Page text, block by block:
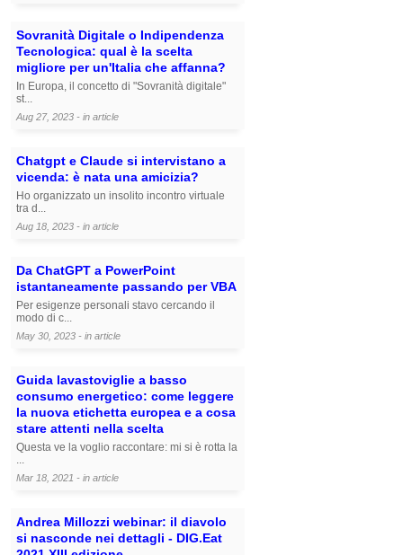
Sovranità Digitale o Indipendenza
Tecnologica: qual è la scelta
migliore per un'Italia che affanna?
In Europa, il concetto di "Sovranità digitale"
st...
Aug 27, 2023 - in article
Chatgpt e Claude si intervistano a
vicenda: è nata una amicizia?
Ho organizzato un insolito incontro virtuale
tra d...
Aug 18, 2023 - in article
Da ChatGPT a PowerPoint
istantaneamente passando per VBA
Per esigenze personali stavo cercando il
modo di c...
May 30, 2023 - in article
Guida lavastoviglie a basso
consumo energetico: come leggere
la nuova etichetta europea e a cosa
stare attenti nella scelta
Questa ve la voglio raccontare: mi si è rotta la
Mar 18, 2021 - in article
Andrea Millozzi webinar: il diavolo
si nasconde nei dettagli - DIG.Eat